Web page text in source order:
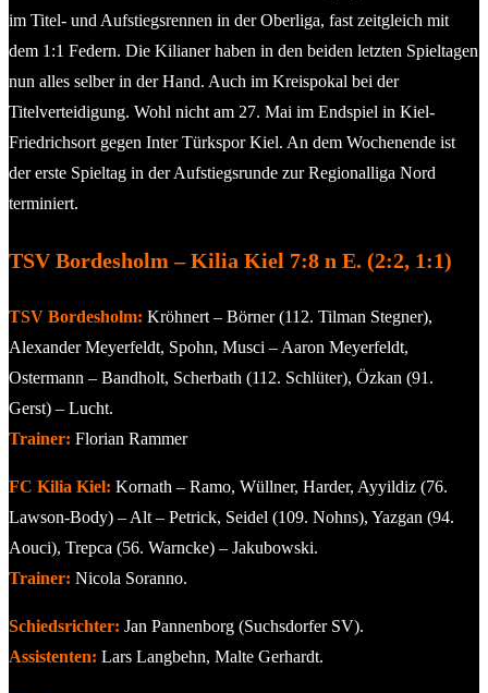
im Titel- und Aufstiegsrennen in der Oberliga, fast zeitgleich mit
dem 1:1 Federn. Die Kilianer haben in den beiden letzten Spieltagen
nun alles selber in der Hand. Auch im Kreispokal bei der
Titelverteidigung. Wohl nicht am 27. Mai im Endspiel in Kiel-
Friedrichsort gegen Inter Türkspor Kiel. An dem Wochenende ist
der erste Spieltag in der Aufstiegsrunde zur Regionalliga Nord
terminiert.
TSV Bordesholm – Kilia Kiel 7:8 n E. (2:2, 1:1)
TSV Bordesholm: Kröhnert – Börner (112. Tilman Stegner),
Alexander Meyerfeldt, Spohn, Musci – Aaron Meyerfeldt,
Ostermann – Bandholt, Scherbath (112. Schlüter), Özkan (91.
Gerst) – Lucht.
Trainer: Florian Rammer
FC Kilia Kiel: Kornath – Ramo, Wüllner, Harder, Ayyildiz (76.
Lawson-Body) – Alt – Petrick, Seidel (109. Nohns), Yazgan (94.
Aouci), Trepca (56. Warncke) – Jakubowski.
Trainer: Nicola Soranno.
Schiedsrichter: Jan Pannenborg (Suchsdorfer SV).
Assistenten: Lars Langbehn, Malte Gerhardt.